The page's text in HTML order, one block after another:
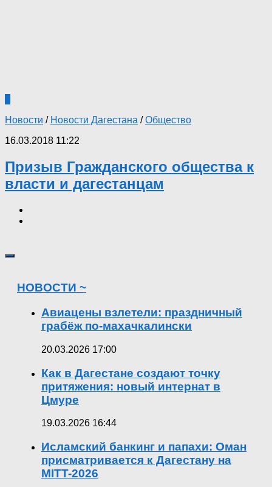
Новости / Новости Дагестана /Общество
16.03.2018 11:22
Призыв Гражданского общества к
власти и дагестанцам
НОВОСТИ ~
Авиацены взлетели: праздничный
грабёж по-махачкалински
20.03.2026 17:00
Как в Дагестане создают точку
притяжения: новый интернат в
Цмуре
19.03.2026 16:44
Исламский банкинг и папахи: Оман
присматривается к Дагестану на
MITT-2026